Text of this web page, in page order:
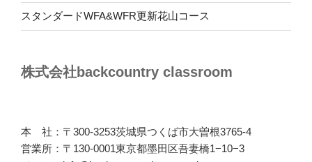
スタンダードWFA&WFR更新花山コース
株式会社backcountry classroom
本 社：〒300-3253茨城県つくば市大曽根3765-4
営業所：〒130-0001東京都墨田区吾妻橋1−10−3